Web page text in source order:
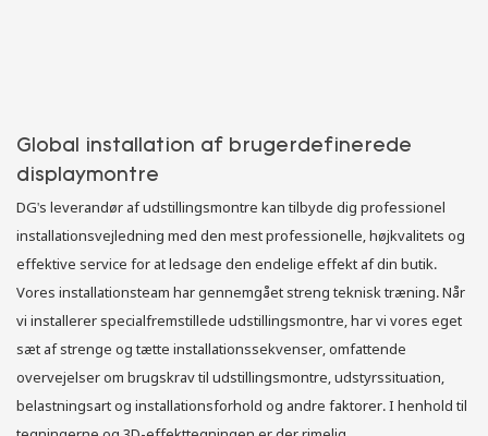
Global installation af brugerdefinerede
displaymontre
DG's leverandør af udstillingsmontre kan tilbyde dig professionel
installationsvejledning med den mest professionelle, højkvalitets og
effektive service for at ledsage den endelige effekt af din butik.
Vores installationsteam har gennemgået streng teknisk træning. Når
vi installerer specialfremstillede udstillingsmontre, har vi vores eget
sæt af strenge og tætte installationssekvenser, omfattende
overvejelser om brugskrav til udstillingsmontre, udstyrssituation,
belastningsart og installationsforhold og andre faktorer. I henhold til